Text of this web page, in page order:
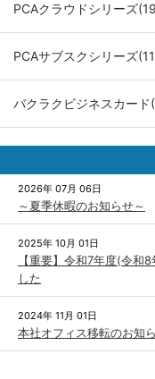
PCAクラウドシリーズ
PCAサブスクシリーズ
バクラクビジネスカード
2026年 07月 06日
～夏季休暇のお知らせ～
2025年 10月 01日
【重要】令和7年度(令和
した
2024年 11月 01日
本社オフィス移転のお知